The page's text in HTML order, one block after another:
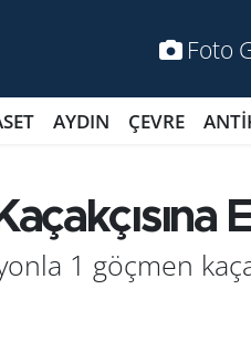
Foto
AYDIN ÇEVRE
1 göç­men